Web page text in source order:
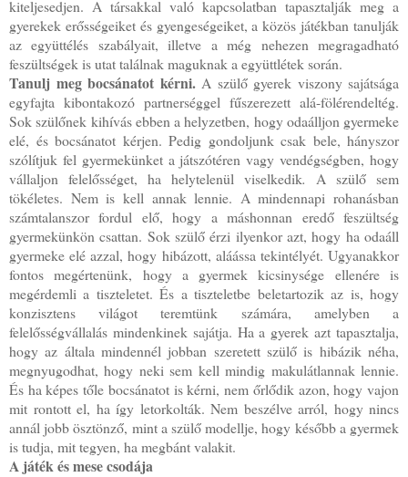
kiteljesedjen. A társakkal való kapcsolatban tapasztalják meg a
gyerekek erősségeiket és gyengeségeiket, a közös játékban tanulják
az együttélés szabályait, illetve a még nehezen megragadható
feszültségek is utat találnak maguknak a együttlétek során.
Tanulj meg bocsánatot kérni. A szülő gyerek viszony sajátsága
egyfajta kibontakozó partnerséggel fűszerezett alá-fölérendeltég.
Sok szülőnek kihívás ebben a helyzetben, hogy odaálljon gyermeke
elé, és bocsánatot kérjen. Pedig gondoljunk csak bele, hányszor
szólítjuk fel gyermekünket a játszótéren vagy vendégségben, hogy
vállaljon felelősséget, ha helytelenül viselkedik. A szülő sem
tökéletes. Nem is kell annak lennie. A mindennapi rohanásban
számtalanszor fordul elő, hogy a máshonnan eredő feszültség
gyermekünkön csattan. Sok szülő érzi ilyenkor azt, hogy ha odaáll
gyermeke elé azzal, hogy hibázott, aláássa tekintélyét. Ugyanakkor
fontos megértenünk, hogy a gyermek kicsinysége ellenére is
megérdemli a tiszteletet. És a tiszteletbe beletartozik az is, hogy
konzisztens világot teremtünk számára, amelyben a
felelősségvállalás mindenkinek sajátja. Ha a gyerek azt tapasztalja,
hogy az általa mindennél jobban szeretett szülő is hibázik néha,
megnyugodhat, hogy neki sem kell mindig makulátlannak lennie.
És ha képes tőle bocsánatot is kérni, nem őrlődik azon, hogy vajon
mit rontott el, ha így letorkolták. Nem beszélve arról, hogy nincs
annál jobb ösztönző, mint a szülő modellje, hogy később a gyermek
is tudja, mit tegyen, ha megbánt valakit.
A játék és mese csodája